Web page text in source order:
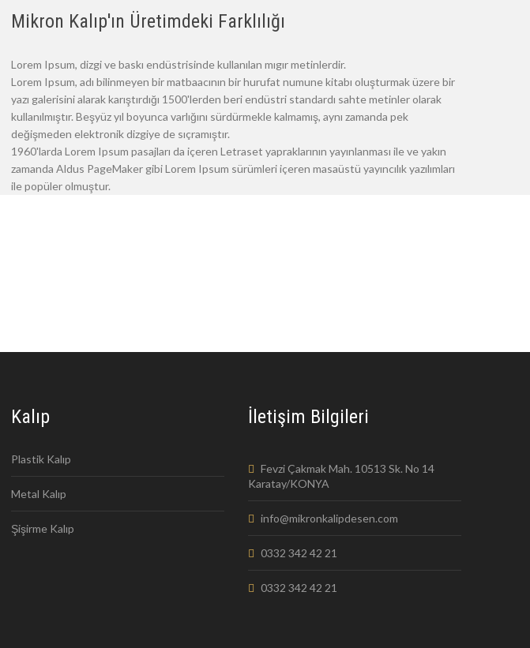
Mikron Kalıp'ın Üretimdeki Farklılığı
Lorem Ipsum, dizgi ve baskı endüstrisinde kullanılan mıgır metinlerdir.
Lorem Ipsum, adı bilinmeyen bir matbaacının bir hurufat numune kitabı oluşturmak üzere bir
yazı galerisini alarak karıştırdığı 1500'lerden beri endüstri standardı sahte metinler olarak
kullanılmıştır. Beşyüz yıl boyunca varlığını sürdürmekle kalmamış, aynı zamanda pek
değişmeden elektronik dizgiye de sıçramıştır.
1960'larda Lorem Ipsum pasajları da içeren Letraset yapraklarının yayınlanması ile ve yakın
zamanda Aldus PageMaker gibi Lorem Ipsum sürümleri içeren masaüstü yayıncılık yazılımları
ile popüler olmuştur.
Kalıp
Plastik Kalıp
Metal Kalıp
Şişirme Kalıp
İletişim Bilgileri
Fevzi Çakmak Mah. 10513 Sk. No 14
Karatay/KONYA
info@mikronkalipdesen.com
0332 342 42 21
0332 342 42 21